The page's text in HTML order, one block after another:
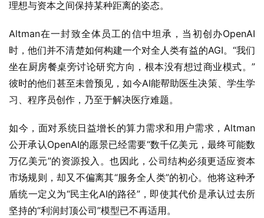
理想与资本之间保持某种距离的姿态。
Altman在一封致全体员工的信中坦承，当初创办OpenAI
时，他们并不清楚如何构建一个对全人类有益的AGI。“我们
坐在厨房餐桌旁讨论研究方向，根本没有想过商业模式。”
彼时的他们甚至未曾预见，如今AI能帮助医生决策、学生学
习、程序员创作，乃至于解决医疗难题。
如今，面对系统日益增长的算力需求和用户需求，Altman
公开承认OpenAI的愿景已经需要“数千亿美元，最终可能数
万亿美元”的资源投入。也因此，公司结构必须更适应资本
市场规则，却又不偏离其“服务全人类”的初心。他将这种矛
盾统一定义为“民主化AI的路径”，即使其代价是承认过去所
坚持的“利润封顶公司”模型已不再适用。